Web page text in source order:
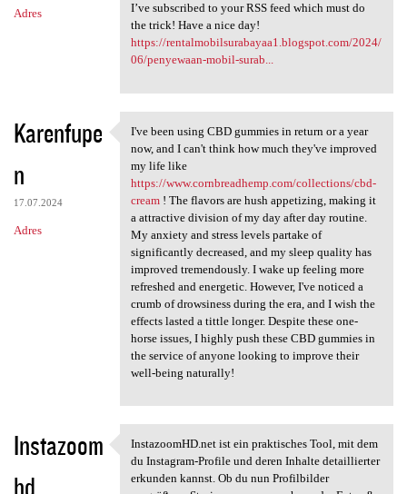
Adres
I’ve subscribed to your RSS feed which must do
the trick! Have a nice day!
https://rentalmobilsurabayaa1.blogspot.com/2024/
06/penyewaan-mobil-surab...
Karenfupe
n
17.07.2024
Adres
I've been using CBD gummies
I've been using CBD gummies in return or a year
now, and I can't think how much they've improved
my life like
https://www.cornbreadhemp.com/collections/cbd-
cream! The flavors are hush appetizing, making it
a attractive division of my day after day routine.
My anxiety and stress levels partake of
significantly decreased, and my sleep quality has
improved tremendously. I wake up feeling more
refreshed and energetic. However, I've noticed a
crumb of drowsiness during the era, and I wish the
effects lasted a tittle longer. Despite these one-
horse issues, I highly push these CBD gummies in
the service of anyone looking to improve their
well-being naturally!
Instazoom
hd
InstazoomHD.net ist ein
InstazoomHD.net ist ein praktisches Tool, mit dem
du Instagram-Profile und deren Inhalte detaillierter
erkunden kannst. Ob du nun Profilbilder